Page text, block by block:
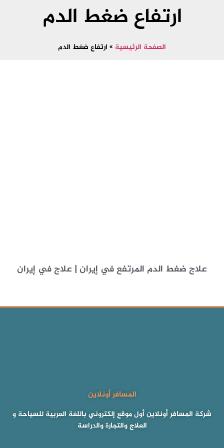
ارتفاع ضغط الدم
الصفحة الرئيسية » ارتفاع ضغط الدم
علاج ضغط الدم المرتفع في إيران | علاج في إيران
المسافر أونلاين
شركة المسافر أونلاين أول موقع إلكتروني باللغة العربية للسياحة و
العلاج والتجارة والدراسة